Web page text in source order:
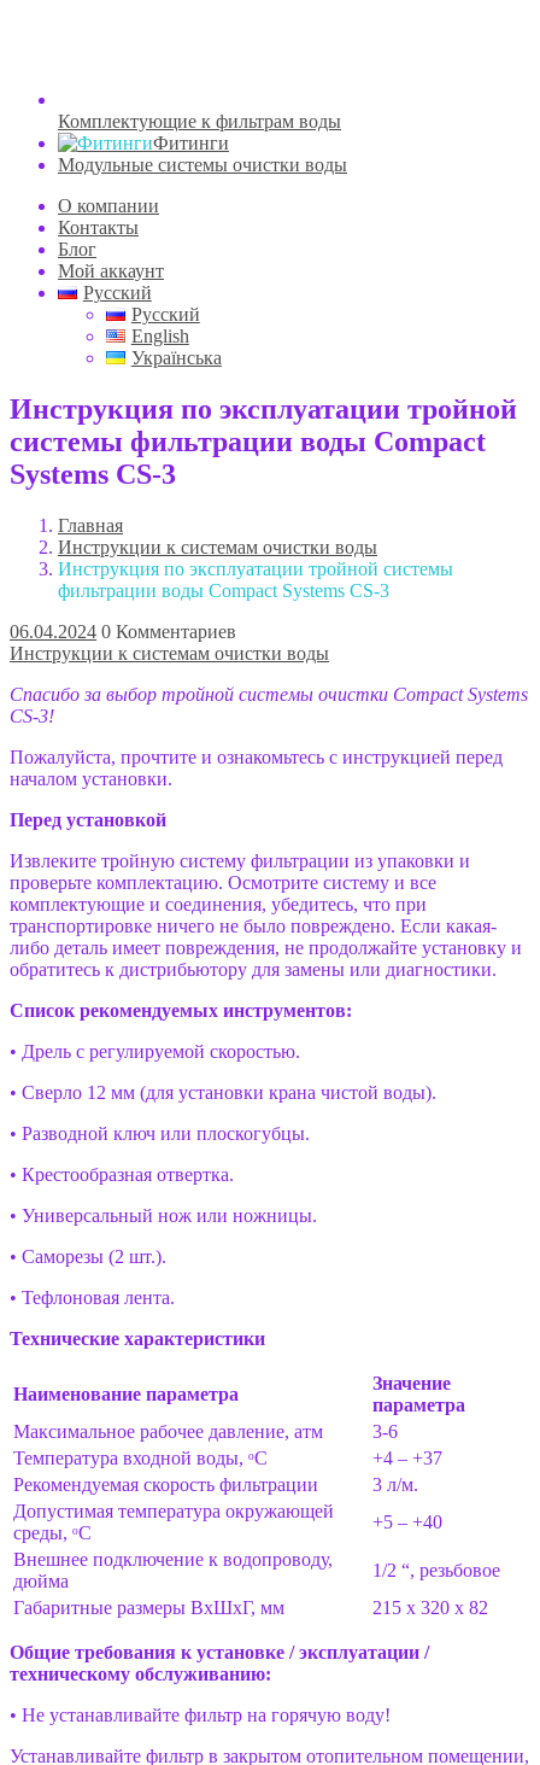
Комплектующие к фильтрам воды
Фитинги
Модульные системы очистки воды
О компании
Контакты
Блог
Мой аккаунт
Русский
Русский
English
Українська
Инструкция по эксплуатации тройной
системы фильтрации воды Compact
Systems CS-3
Главная
Инструкции к системам очистки воды
Инструкция по эксплуатации тройной системы
фильтрации воды Compact Systems CS-3
06.04.2024 0 Комментариев
Инструкции к системам очистки воды
Спасибо за выбор тройной системы очистки Compact Systems
CS-3!
Пожалуйста, прочтите и ознакомьтесь с инструкцией перед
началом установки.
Перед установкой
Извлеките тройную систему фильтрации из упаковки и
проверьте комплектацию. Осмотрите систему и все
комплектующие и соединения, убедитесь, что при
транспортировке ничего не было повреждено. Если какая-
либо деталь имеет повреждения, не продолжайте установку и
обратитесь к дистрибьютору для замены или диагностики.
Список рекомендуемых инструментов:
• Дрель с регулируемой скоростью.
• Сверло 12 мм (для установки крана чистой воды).
• Разводной ключ или плоскогубцы.
• Крестообразная отвертка.
• Универсальный нож или ножницы.
• Саморезы (2 шт.).
• Тефлоновая лента.
Технические характеристики
Наименование параметра
Значение
параметра
Максимальное рабочее давление, атм
3-6
Температура входной воды, ᵒС
+4 – +37
Рекомендуемая скорость фильтрации
3 л/м.
Допустимая температура окружающей
среды, ᵒС
+5 – +40
Внешнее подключение к водопроводу,
дюйма
1/2 “, резьбовое
Габаритные размеры ВхШхГ, мм
215 х 320 х 82
Общие требования к установке / эксплуатации /
техническому обслуживанию:
• Не устанавливайте фильтр на горячую воду!
Устанавливайте фильтр в закрытом отопительном помещении,